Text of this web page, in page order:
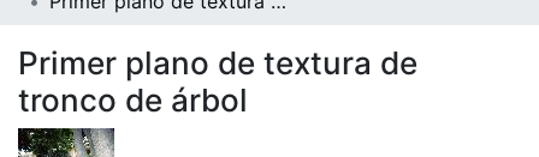
Primer plano de textura de
tronco de árbol